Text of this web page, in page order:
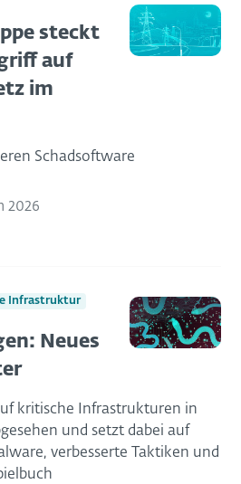
steckt
auf
im
Schadsoftware
2026
Infrastruktur
Neues
kritische Infrastrukturen in
und setzt dabei auf
verbesserte Taktiken und